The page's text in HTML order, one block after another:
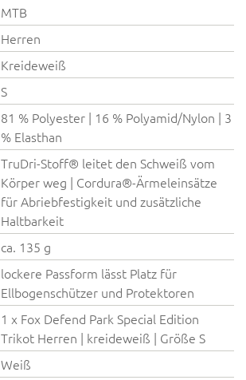
MTB
Herren
Kreideweiß
S
81 % Polyester | 16 % Polyamid/Nylon | 3
% Elasthan
TruDri-Stoff® leitet den Schweiß vom
Körper weg | Cordura®-Ärmeleinsätze
für Abriebfestigkeit und zusätzliche
Haltbarkeit
ca. 135 g
lockere Passform lässt Platz für
Ellbogenschützer und Protektoren
1 x Fox Defend Park Special Edition
Trikot Herren | kreideweiß | Größe S
Weiß